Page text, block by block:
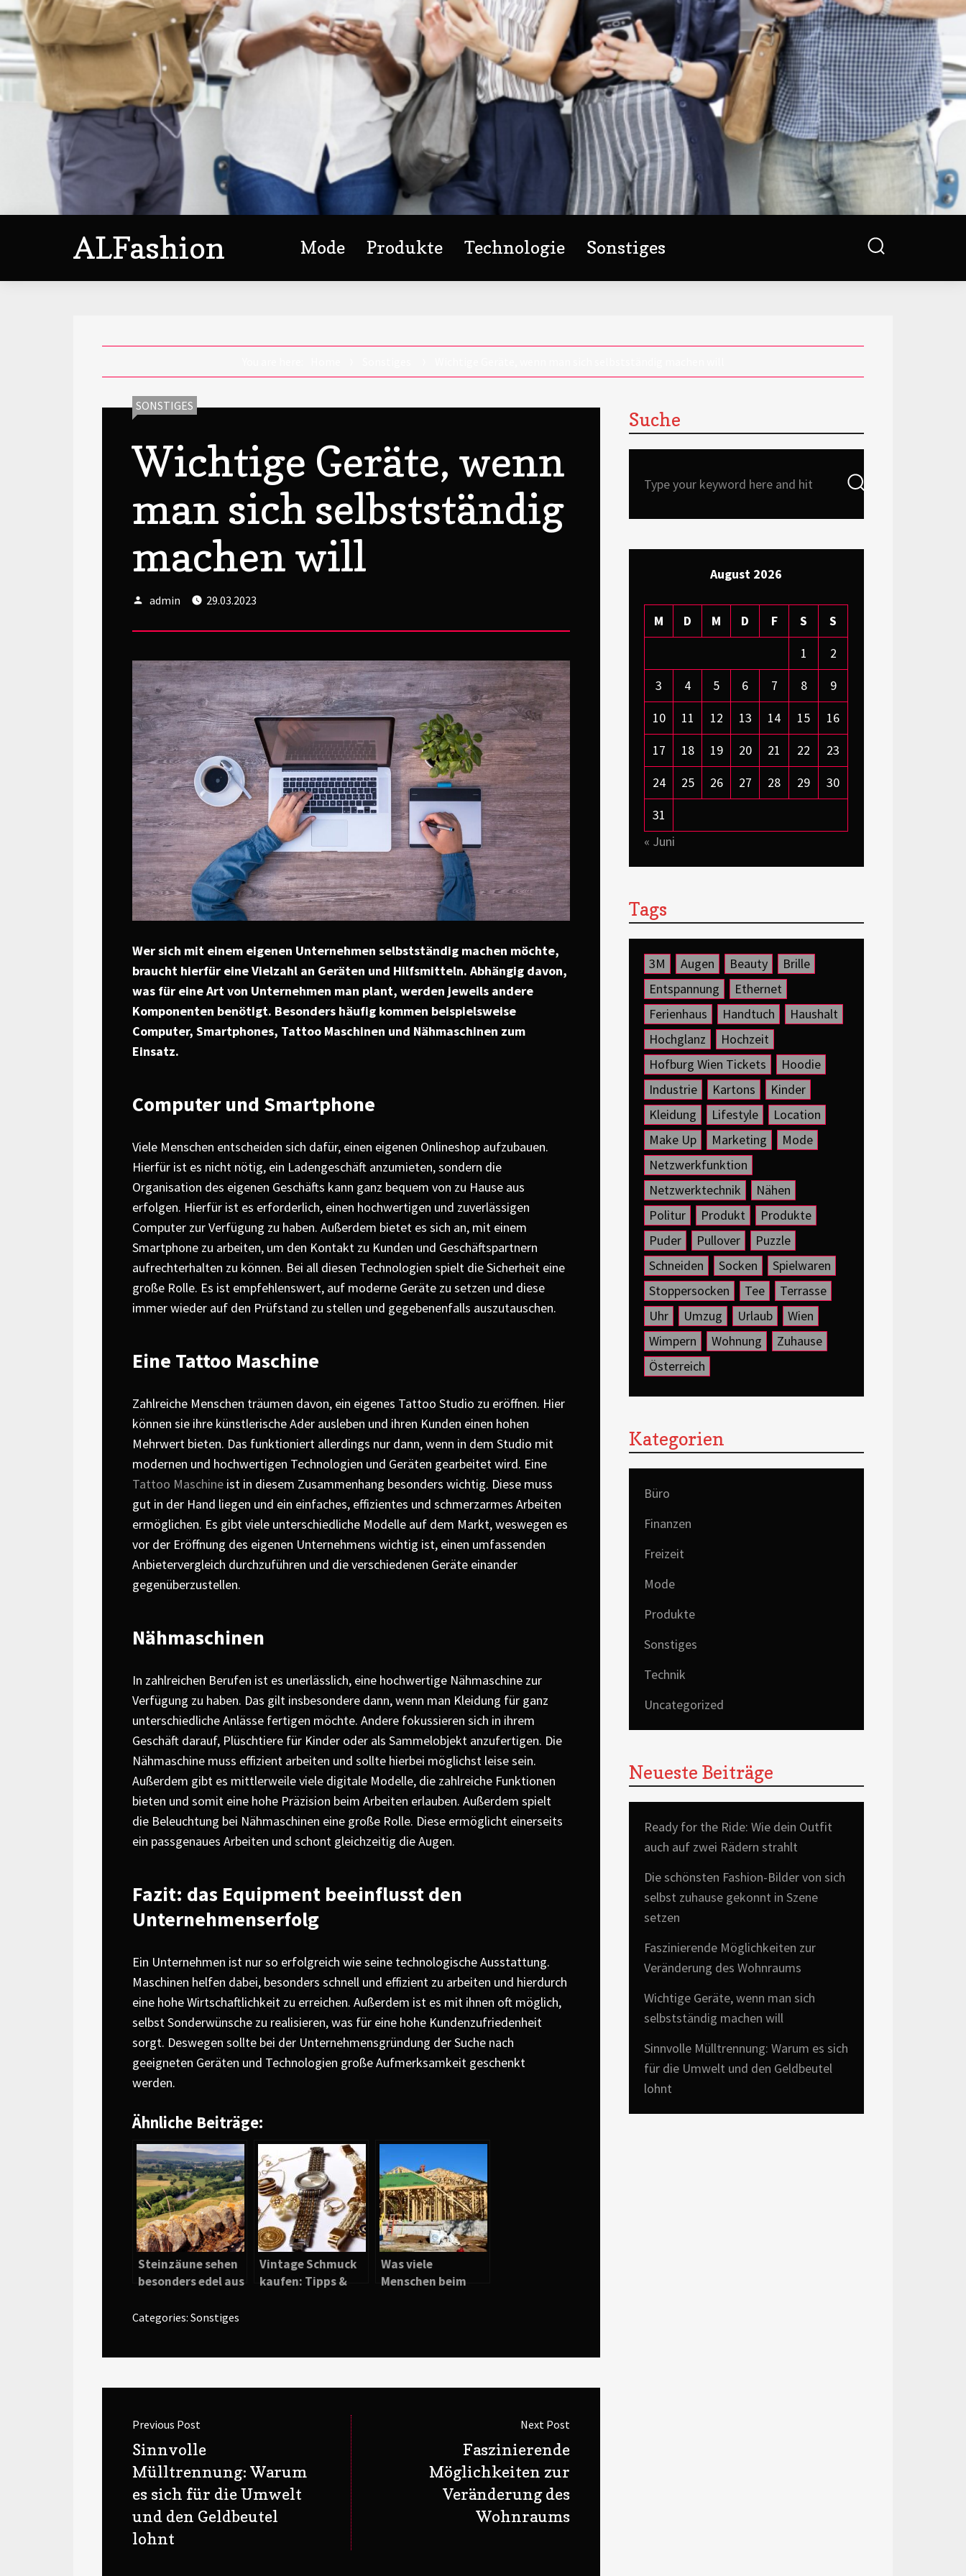
ALFashion Mode Produkte Technologie Sonstiges Search
CATEGORIES:
SONSTIGES
Wichtige Geräte, wenn
man sich selbstständig
machen will
Author
admin
Posted
29.03.2023
Wer sich mit einem eigenen Unternehmen selbstständig machen möchte,
braucht hierfür eine Vielzahl an Geräten und Hilfsmitteln. Abhängig davon,
was für eine Art von Unternehmen man plant, werden jeweils andere
Komponenten benötigt. Besonders häufig kommen beispielsweise
Computer, Smartphones, Tattoo Maschinen und Nähmaschinen zum
Einsatz.
Computer und Smartphone
Viele Menschen entscheiden sich dafür, einen eigenen Onlineshop aufzubauen.
Hierfür ist es nicht nötig, ein Ladengeschäft anzumieten, sondern die
Organisation des eigenen Geschäfts kann ganz bequem von zu Hause aus
erfolgen. Hierfür ist es erforderlich, einen hochwertigen und zuverlässigen
Computer zur Verfügung zu haben. Außerdem bietet es sich an, mit einem
Smartphone zu arbeiten, um den Kontakt zu Kunden und Geschäftspartnern
aufrechterhalten zu können. Bei all diesen Technologien spielt die Sicherheit eine
große Rolle. Es ist empfehlenswert, auf moderne Geräte zu setzen und diese
immer wieder auf den Prüfstand zu stellen und gegebenenfalls auszutauschen.
Eine Tattoo Maschine
Zahlreiche Menschen träumen davon, ein eigenes Tattoo Studio zu eröffnen. Hier
können sie ihre künstlerische Ader ausleben und ihren Kunden einen hohen
Mehrwert bieten. Das funktioniert allerdings nur dann, wenn in dem Studio mit
modernen und hochwertigen Technologien und Geräten gearbeitet wird. Eine
Tattoo Maschine ist in diesem Zusammenhang besonders wichtig. Diese muss
gut in der Hand liegen und ein einfaches, effizientes und schmerzarmes Arbeiten
ermöglichen. Es gibt viele unterschiedliche Modelle auf dem Markt, weswegen es
vor der Eröffnung des eigenen Unternehmens wichtig ist, einen umfassenden
Anbietervergleich durchzuführen und die verschiedenen Geräte einander
gegenüberzustellen.
Nähmaschinen
In zahlreichen Berufen ist es unerlässlich, eine hochwertige Nähmaschine zur
Verfügung zu haben. Das gilt insbesondere dann, wenn man Kleidung für ganz
unterschiedliche Anlässe fertigen möchte. Andere fokussieren sich in ihrem
Geschäft darauf, Plüschtiere für Kinder oder als Sammelobjekt anzufertigen. Die
Nähmaschine muss effizient arbeiten und sollte hierbei möglichst leise sein.
Außerdem gibt es mittlerweile viele digitale Modelle, die zahlreiche Funktionen
bieten und somit eine hohe Präzision beim Arbeiten erlauben. Außerdem spielt
die Beleuchtung bei Nähmaschinen eine große Rolle. Diese ermöglicht einerseits
ein passgenaues Arbeiten und schont gleichzeitig die Augen.
Fazit: das Equipment beeinflusst den
Unternehmenserfolg
Ein Unternehmen ist nur so erfolgreich wie seine technologische Ausstattung.
Maschinen helfen dabei, besonders schnell und effizient zu arbeiten und hierdurch
eine hohe Wirtschaftlichkeit zu erreichen. Außerdem ist es mit ihnen oft möglich,
selbst Sonderwünsche zu realisieren, was für eine hohe Kundenzufriedenheit
sorgt. Deswegen sollte bei der Unternehmensgründung der Suche nach
geeigneten Geräten und Technologien große Aufmerksamkeit geschenkt
werden.
Ähnliche Beiträge:
Steinzäune sehen
besonders edel aus
Vintage Schmuck
kaufen: Tipps &
Was viele
Menschen beim
Categories: Sonstiges
Previous Post
Previous
post:
Sinnvolle
Mülltrennung: Warum
es sich für die Umwelt
und den Geldbeutel
lohnt
Next Post
Faszinierende
Möglichkeiten zur
Veränderung des
Wohnraums
Suche
for:
August 2026
M D M D F S
S
1
2
3
4 5 6 7 8
9
10
11 12 13 14 15
16
17
18 19 20 21 22
23
24
25 26 27 28 29
30
31
« Juni
Tags
3M Augen Beauty
Brille
Entspannung
Ethernet
Ferienhaus
Handtuch
Haushalt
Hochglanz
Hochzeit
Hofburg Wien Tickets
Hoodie
Industrie
Kartons
Kinder
Kleidung
Lifestyle
Location
Make Up
Marketing
Mode
Netzwerkfunktion
Netzwerktechnik
Nähen
Politur
Produkt
Produkte
Puder
Pullover
Puzzle
Schneiden
Socken
Spielwaren
Stoppersocken
Tee
Terrasse
Uhr
Umzug Urlaub
Wien
Wimpern
Wohnung
Zuhause
Österreich
Kategorien
Büro
Finanzen
Freizeit
Mode
Produkte
Sonstiges
Technik
Uncategorized
Neueste Beiträge
Ready for the Ride: Wie dein Outfit
auch auf zwei Rädern strahlt
Die schönsten Fashion-Bilder von sich
selbst zuhause gekonnt in Szene
setzen
Faszinierende Möglichkeiten zur
Veränderung des Wohnraums
Wichtige Geräte, wenn man sich
selbstständig machen will
Sinnvolle Mülltrennung: Warum es sich
für die Umwelt und den Geldbeutel
lohnt